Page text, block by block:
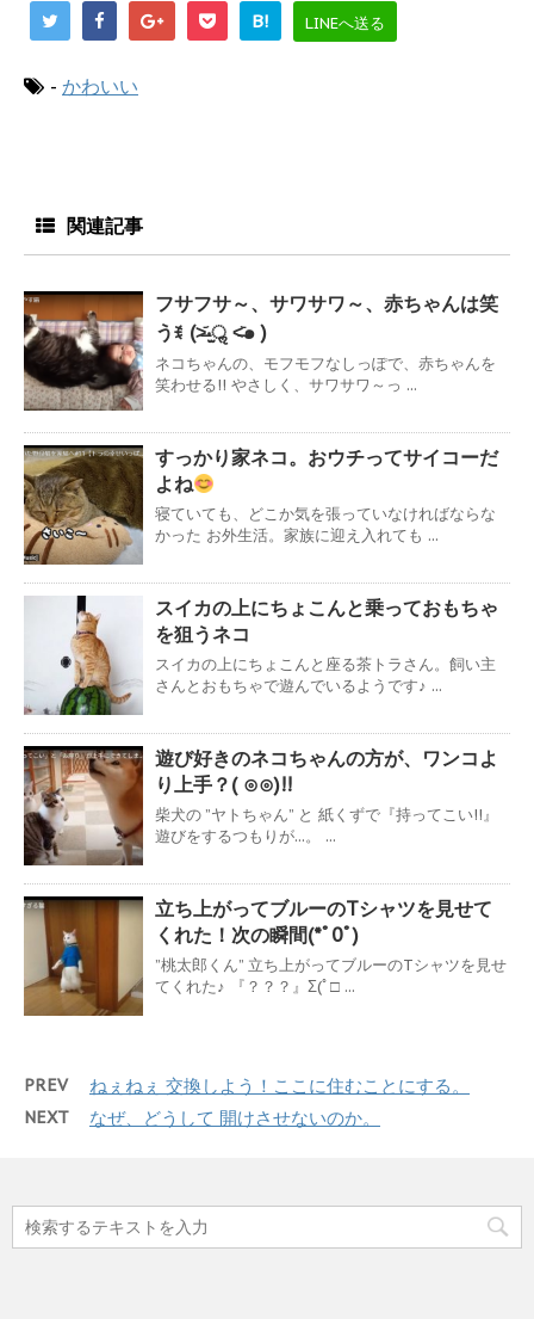
B! LINEへ送る
- かわいい
関連記事
フサフサ～、サワサワ～、赤ちゃんは笑
うꉂ (˃̶᷄‧̫ॢ ˂̶᷅๑ )
ネコちゃんの、モフモフなしっぽで、赤ちゃんを
笑わせる!! やさしく、サワサワ～っ ...
すっかり家ネコ。おウチってサイコーだ
よね
寝ていても、どこか気を張っていなければならな
かった お外生活。家族に迎え入れても ...
スイカの上にちょこんと乗っておもちゃ
を狙うネコ
スイカの上にちょこんと座る茶トラさん。飼い主
さんとおもちゃで遊んでいるようです♪ ...
遊び好きのネコちゃんの方が、ワンコよ
り上手？( ⊙⊙)!!
柴犬の ”ヤトちゃん” と 紙くずで『持ってこい!!』
遊びをするつもりが...。 ...
立ち上がってブルーのTシャツを見せて
くれた！次の瞬間(*ﾟ0ﾟ)
”桃太郎くん” 立ち上がってブルーのTシャツを見せ
てくれた♪ 『？？？』Σ(ﾟ□ ...
PREV ねぇねぇ 交換しよう！ここに住むことにする。
NEXT なぜ、どうして 開けさせないのか。